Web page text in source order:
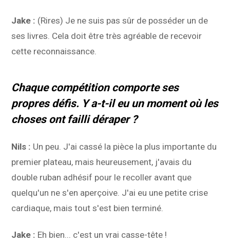
Jake : (Rires) Je ne suis pas sûr de posséder un de
ses livres. Cela doit être très agréable de recevoir
cette reconnaissance.
Chaque compétition comporte ses
propres défis. Y a-t-il eu un moment où les
choses ont failli déraper ?
Nils : Un peu. J'ai cassé la pièce la plus importante du
premier plateau, mais heureusement, j'avais du
double ruban adhésif pour le recoller avant que
quelqu'un ne s'en aperçoive. J'ai eu une petite crise
cardiaque, mais tout s'est bien terminé.
Jake : Eh bien... c'est un vrai casse-tête !